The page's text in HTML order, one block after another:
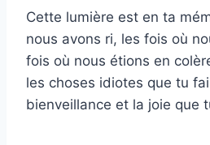
Cette lumière est en ta
nous avons ri, les fois où
fois où nous étions en
les choses idiotes que tu
bienveillance et la joie que